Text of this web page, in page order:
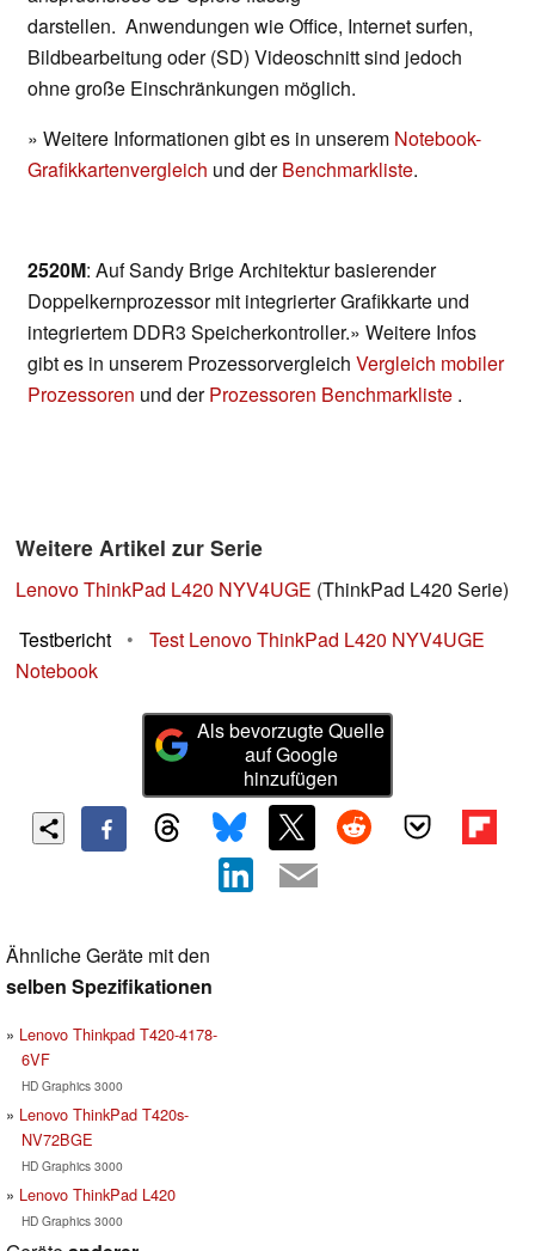
darstellen. Anwendungen wie Office, Internet surfen,
Bildbearbeitung oder (SD) Videoschnitt sind jedoch
ohne große Einschränkungen möglich.
» Weitere Informationen gibt es in unserem Notebook-
Grafikkartenvergleich und derBenchmarkliste.
2520M: Auf Sandy Brige Architektur basierender
Doppelkernprozessor mit integrierter Grafikkarte und
integriertem DDR3 Speicherkontroller.» Weitere Infos
gibt es in unserem Prozessorvergleich Vergleich mobiler
Prozessoren und derProzessoren Benchmarkliste .
Weitere Artikel zur Serie
Lenovo ThinkPad L420 NYV4UGE (ThinkPad L420 Serie)
Testbericht
•
Test Lenovo ThinkPad L420 NYV4UGE
Notebook
Als bevorzugte Quelle
auf Google
hinzufügen
Ähnliche Geräte mit den
selben Spezifikationen
Lenovo Thinkpad T420-4178-
6VF
HD Graphics 3000
Lenovo ThinkPad T420s-
NV72BGE
HD Graphics 3000
Lenovo ThinkPad L420
HD Graphics 3000